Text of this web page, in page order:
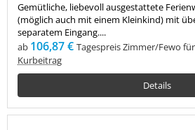
Gemütliche, liebevoll ausgestattete
(möglich auch mit einem Kleinkind) mit
separatem Eingang....
ab 106,87 € Tagespreis Zimmer/Fewo
Kurbeitrag
Details